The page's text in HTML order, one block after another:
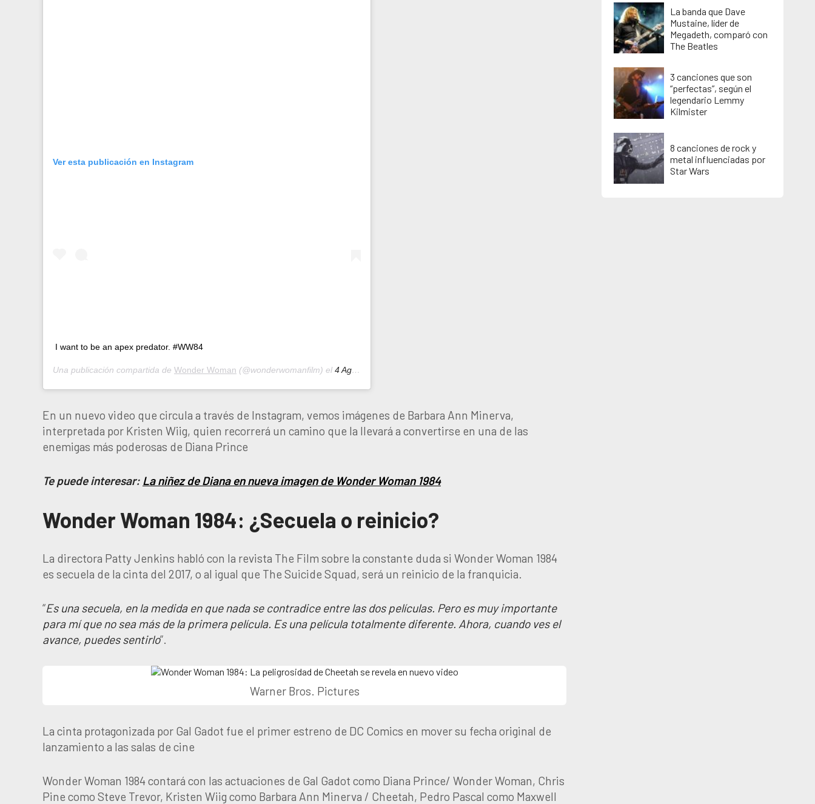
Ver esta publicación en Instagram
I want to be an apex predator. #WW84
Una publicación compartida de Wonder Woman (@wonderwomanfilm) el 4 Ago, 2020 a las 3:09 PDT
En un nuevo video que circula a través de Instagram, vemos imágenes de Barbara Ann Minerva,
interpretada por Kristen Wiig, quien recorrerá un camino que la llevará a convertirse en una de las
enemigas más poderosas de Diana Prince
Te puede interesar: La niñez de Diana en nueva imagen de Wonder Woman 1984
Wonder Woman 1984: ¿Secuela o reinicio?
La directora Patty Jenkins habló con la revista The Film sobre la constante duda si Wonder Woman 1984
es secuela de la cinta del 2017, o al igual que The Suicide Squad, será un reinicio de la franquicia.
“Es una secuela, en la medida en que nada se contradice entre las dos películas. Pero es muy importante
para mí que no sea más de la primera película. Es una película totalmente diferente. Ahora, cuando ves el
avance, puedes sentirlo”.
Warner Bros. Pictures
La cinta protagonizada por Gal Gadot fue el primer estreno de DC Comics en mover su fecha original de
lanzamiento a las salas de cine
Wonder Woman 1984 contará con las actuaciones de Gal Gadot como Diana Prince/ Wonder Woman, Chris
Pine como Steve Trevor, Kristen Wiig como Barbara Ann Minerva / Cheetah, Pedro Pascal como Maxwell
La banda que Dave
Mustaine, líder de
Megadeth, comparó con
The Beatles
3 canciones que son
“perfectas”, según el
legendario Lemmy
Kilmister
8 canciones de rock y
metal influenciadas por
Star Wars